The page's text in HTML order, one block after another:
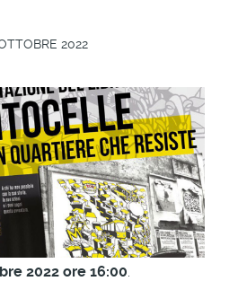
2022
2022 ore 16:00